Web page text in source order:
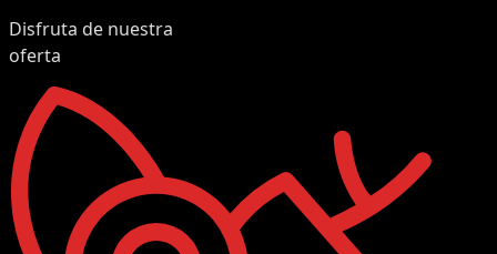
Disfruta de nuestra
oferta